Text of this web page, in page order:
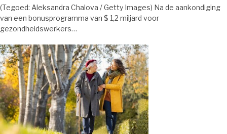
(Tegoed: Aleksandra Chalova / Getty Images) Na de aankondiging
van een bonusprogramma van $ 1,2 miljard voor
gezondheidswerkers…